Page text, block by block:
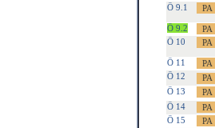
Ö 9.1
Ö 9.2
Ö 10
Ö 11
Ö 12
Ö 13
Ö 14
Ö 15